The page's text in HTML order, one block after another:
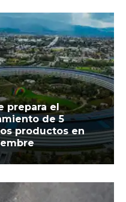
prepara el
de 5
productos en